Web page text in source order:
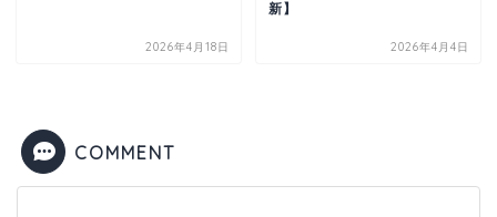
2026年4月18日
新】
2026年4月4日
COMMENT